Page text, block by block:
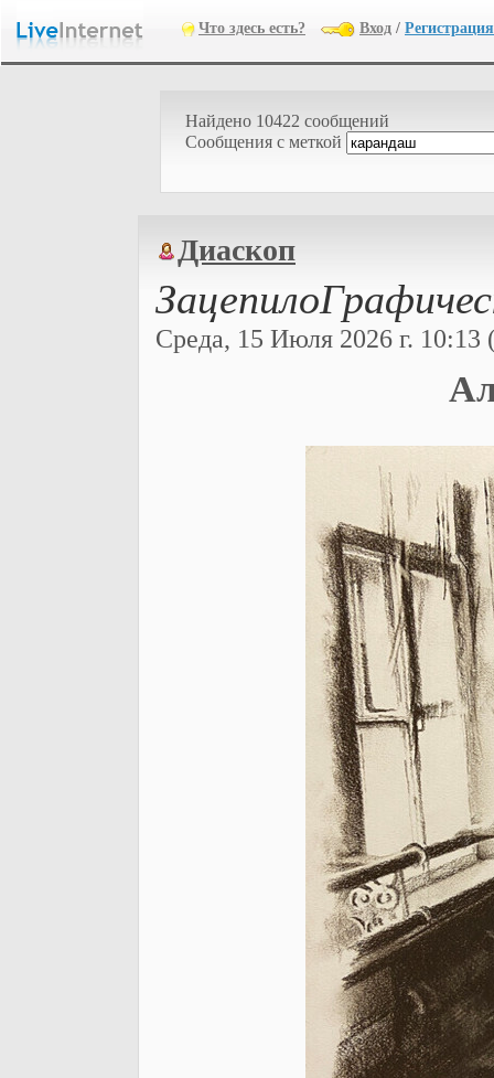
Что здесь есть? Вход / Регистрация
Найдено 10422 сообщений
Cообщения с меткой
Диаскоп
Среда, 15 Июля 2026 г. 10:13